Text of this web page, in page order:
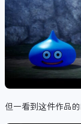
但一看到这件作品